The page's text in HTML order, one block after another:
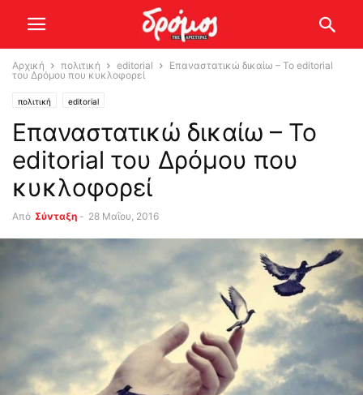
Αρχική πολιτική editorial
Επαναστατικώ δικαίω – Το editorial
του Δρόμου που κυκλοφορεί
πολιτική editorial
Επαναστατικώ δικαίω – Το
editorial του Δρόμου που
κυκλοφορεί
Από Σύνταξη - 28 Μαΐου, 2016